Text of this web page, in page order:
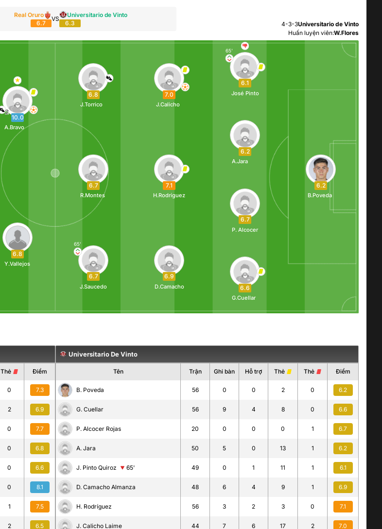
Real Oruro
6.7
VS
Universitario de Vinto
6.3
Universitario de Vinto
4-3-3
Huấn luyện viên:W.Flores
6.8
Y.Vallejos
10.0
2
A.Bravo
6.2
B.Poveda
6.1
65'
José Pinto
6.2
A.Jara
6.7
P. Alcocer
6.6
G.Cuellar
7.0
J.Calicho
7.1
H.Rodríguez
6.9
D.Camacho
6.8
J.Torrico
6.7
R.Montes
6.7
65'
J.Saucedo
Thẻ Điểm
0 7.3
2 6.9
0 7.7
0 6.8
0 6.6
0 8.1
1 7.5
2 6.5
Universitario De Vinto
Tên Trận Ghi bàn Hỗ trợ Thẻ Thẻ Điểm
B. Poveda 56 0 0 2 0 6.2
G. Cuellar 56 9 4 8 0 6.6
P. Alcocer Rojas 20 0 0 0 1 6.7
A. Jara 50 5 0 13 1 6.2
J. Pinto Quiroz 65' 49 0 1 11 1 6.1
D. Camacho Almanza 48 6 4 9 1 6.9
H. Rodríguez 56 3 2 3 0 7.1
J. Calicho Laime 44 7 6 17 2 7.0